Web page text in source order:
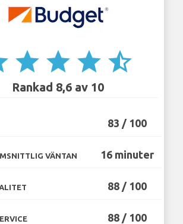
star star star star_half
Rankad 8,6 av 10
83 / 100
VÄNTAN 16 minuter
88 / 100
88 / 100